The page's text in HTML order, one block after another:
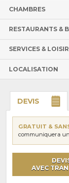
CHAMBRES
RESTAURANTS &
SERVICES &
LOCALISATION
DEVIS
GRATUIT &
communiquera
AVEC